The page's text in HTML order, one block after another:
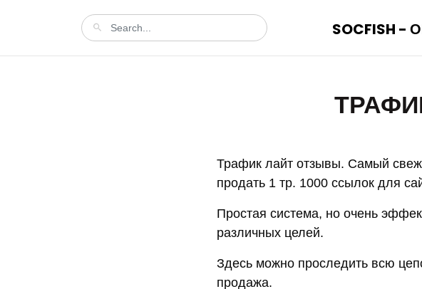
SOCFISH -
Трафик лайт отзывы. Самый
продать 1 тр. 1000 ссылок для
Простая система, но очень
различных целей.
Здесь можно проследить всю
продажа.